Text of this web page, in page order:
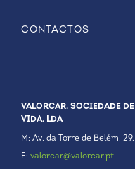
CONTACTOS
VALORCAR. SOCIEDADE
VIDA, LDA
M: Av. da Torre de Belém,
E: valorcar@valorcar.pt